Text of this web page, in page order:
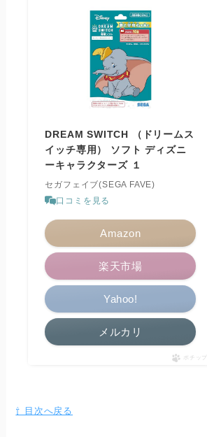
DREAM SWITCH （ドリームス
イッチ専用） ソフト ディズニ
ーキャラクターズ １
セガフェイブ(SEGA FAVE)
口コミを見る
Amazon
楽天市場
Yahoo!
メルカリ
ポチップ
⇧ 目次へ戻る